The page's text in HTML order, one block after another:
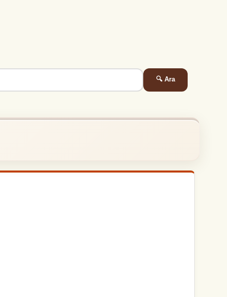
🔍 Ara